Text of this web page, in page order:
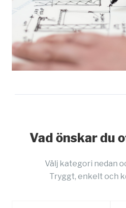
Vad önskar du
Välj kategori nedan
Tryggt, enkelt och